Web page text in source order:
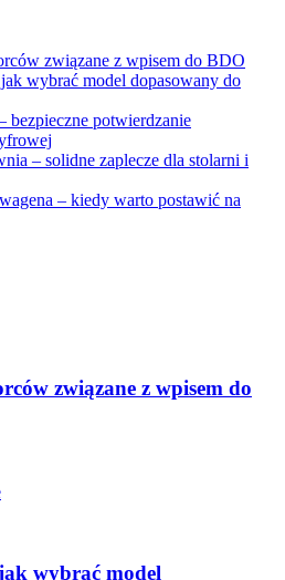
związane z wpisem do BDO
wybrać model dopasowany do
bezpieczne potwierdzanie
– solidne zaplecze dla stolarni i
– kiedy warto postawić na
związane z wpisem do
wybrać model